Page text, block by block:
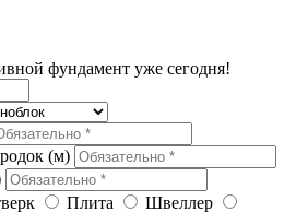
фундамент уже сегодня!
(м)
Плита
Швеллер